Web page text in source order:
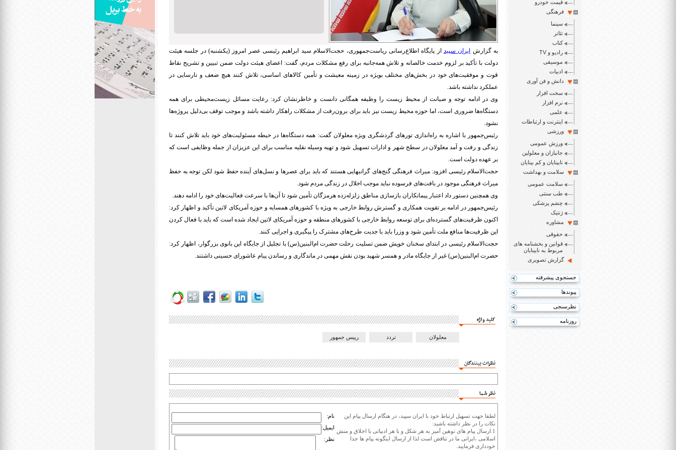
قیمت خودرو
فرهنگی
سینما
تئاتر
کتاب
رادیو و TV
موسیقی
ادبیات
دانش و فن آوری
سخت افزار
نرم افزار
علمی
اینترنت و ارتباطات
ورزشی
ورزش عمومی
جانبازان و معلولین
نابینایان و کم بینایان
سلامت و بهداشت
سلامت عمومی
طب سنتی
چشم پزشکی
ژنتیک
مشاوره
حقوقی
قوانین و بخشنامه های
مربوط به نابینایان
گزارش تصویری
جستجوی پیشرفته
پیوندها
نظرسنجی
روزنامه
به گزارش ایران سپید از پایگاه اطلاع‌رسانی ریاست‌جمهوری، حجت‌الاسلام سید ابراهیم رئیسی عصر امروز (یکشنبه) در جلسه هیئت
دولت با تأکید بر لزوم خدمت خالصانه و تلاش همه‌جانبه برای رفع مشکلات مردم، گفت: اعضای هیئت دولت ضمن تبیین و تشریح نقاط
قوت و موفقیت‌های خود در بخش‌های مختلف بویژه در زمینه معیشت و تأمین کالاهای اساسی، تلاش کنند هیچ ضعف و نارسایی در
عملکرد نداشته باشد.
وی در ادامه توجه و صیانت از محیط زیست را وظیفه همگانی دانست و خاطرنشان کرد: رعایت مسائل زیست‌محیطی برای همه
دستگاه‌ها ضروری است، اما حوزه محیط زیست نیز باید برای برون‌رفت از مشکلات راهکار داشته باشد و موجب توقف بی‌دلیل پروژه‌ها
نشود.
رئیس‌جمهور با اشاره به راه‌اندازی تورهای گردشگری ویژه معلولان گفت: همه دستگاه‌ها در حیطه مسئولیت‌های خود باید تلاش کنند تا
زندگی و رفت و آمد معلولان در سطح شهر و ادارات تسهیل شود و تهیه وسیله نقلیه مناسب برای این عزیزان از جمله وظایفی است که
بر عهده دولت است.
حجت‌الاسلام رئیسی افزود: میراث فرهنگی گنج‌های گرانبهایی هستند که باید برای عصرها و نسل‌های آینده حفظ شود لکن توجه به حفظ
میراث فرهنگی موجود در بافت‌های فرسوده نباید موجب اخلال در زندگی مردم شود.
وی همچنین دستور داد اعتبار پیمانکاران بازسازی مناطق زلزله‌زده هرمزگان تأمین شود تا آن‌ها با سرعت فعالیت‌های خود را ادامه دهند.
رئیس‌جمهور در ادامه بر تقویت همکاری و گسترش روابط خارجی به ویژه با کشورهای همسایه و حوزه آمریکای لاتین تأکید و اظهار کرد:
اکنون ظرفیت‌های گسترده‌ای برای توسعه روابط خارجی با کشورهای منطقه و حوزه آمریکای لاتین ایجاد شده است که باید با فعال کردن
این ظرفیت‌ها منافع ملت تأمین شود و وزرا باید با جدیت طرح‌های مشترک را پیگیری و اجرایی کنند.
حجت‌الاسلام رئیسی در ابتدای سخنان خویش ضمن تسلیت رحلت حضرت ام‌البنین(س) با تجلیل از جایگاه این بانوی بزرگوار، اظهار کرد:
حضرت ام‌البنین(س) غیر از جایگاه مادر و همسر شهید بودن نقش مهمی در ماندگاری و رساندن پیام عاشورای حسینی داشتند.
کلید واژه
معلولان تردد رییس جمهور
نظرات بینندگان
نظر شما
لطفا جهت تسهیل ارتباط خود با ایران سپید، در هنگام ارسال پیام این
نکات را در نظر داشته باشید:
1.ارسال پیام های توهین آمیز به هر شکل و با هر ادبیاتی با اخلاق و منش
اسلامی ،ایرانی ما در تناقض است لذا از ارسال اینگونه پیام ها جدا
خودداری فرمایید.
نام:
ایمیل:
نظر: